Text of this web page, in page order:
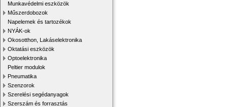
Munkavédelmi eszközök
Műszerdobozok
Napelemek és tartozékok
NYÁK-ok
Okosotthon, Lakáselektronika
Oktatási eszközök
Optoelektronika
Peltier modulok
Pneumatika
Szenzorok
Szerelési segédanyagok
Szerszám és forrasztás